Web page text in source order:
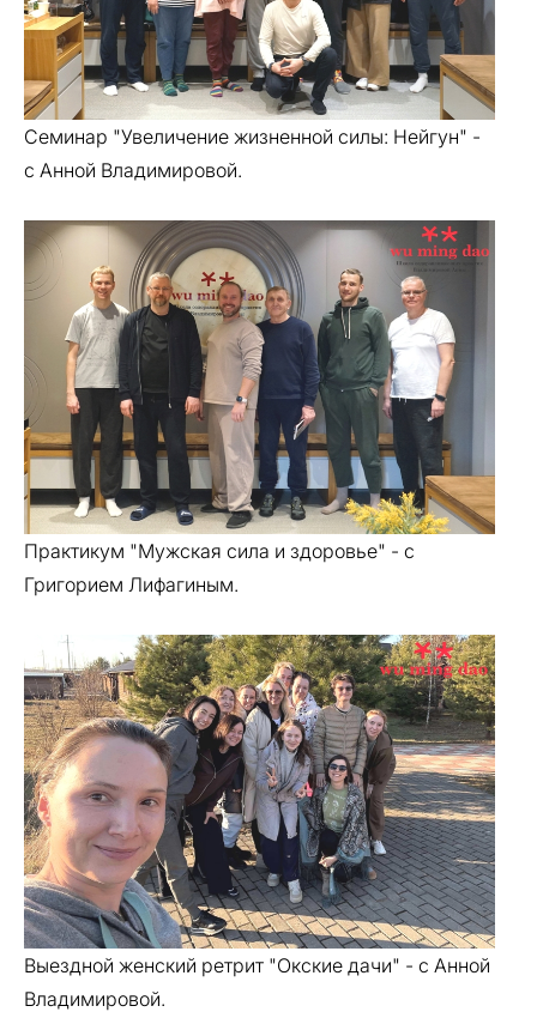
Семинар "Увеличение жизненной силы: Нейгун" -
с Анной Владимировой.
Практикум "Мужская сила и здоровье" - с
Григорием Лифагиным.
Выездной женский ретрит "Окские дачи" - с Анной
Владимировой.